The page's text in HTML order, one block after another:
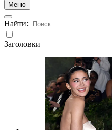
Меню
Найти:
Заголовки